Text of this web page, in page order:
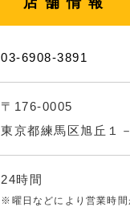
03-6908-3891
〒176-0005
東京都練馬区旭丘１
24時間
※曜日などにより営業時間